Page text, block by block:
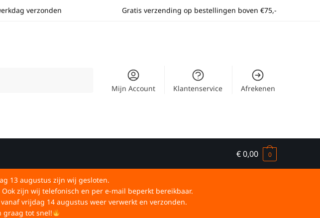
verzonden Gratis verzending op bestellingen boven €75,-
Mijn Account Klantenservice Afrekenen
€0,00 0
13 augustus zijn wij gesloten.
zijn wij telefonisch en per e-mail beperkt bereikbaar.
vrijdag 14 augustus weer verwerkt en verzonden.
graag tot snel!